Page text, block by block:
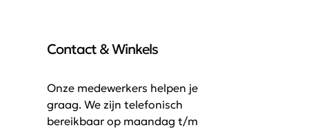
Contact & Winkels
Onze medewerkers helpen je
graag. We zijn telefonisch
bereikbaar op maandag t/m